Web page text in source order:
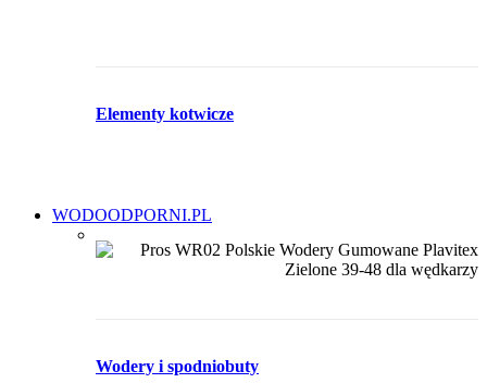
Elementy kotwicze
WODOODPORNI.PL
Wodery i spodniobuty